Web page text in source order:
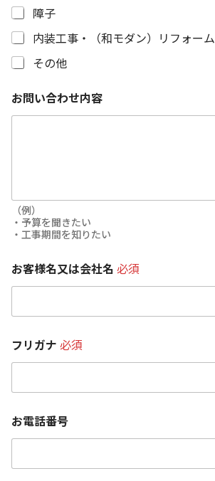
障子
内装工事・（和モダン）リフォーム
その他
お問い合わせ内容
（例）
・予算を聞きたい
・工事期間を知りたい
お客様名又は会社名 必須
フリガナ 必須
お電話番号